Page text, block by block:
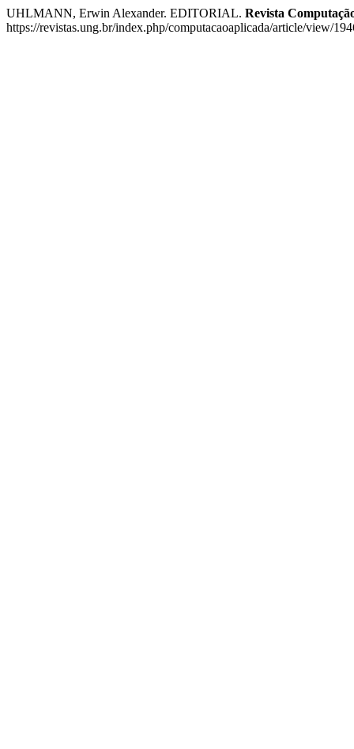
UHLMANN, Erwin Alexander. EDITORIAL. Revista
https://revistas.ung.br/index.php/computacaoaplicada/article/view/